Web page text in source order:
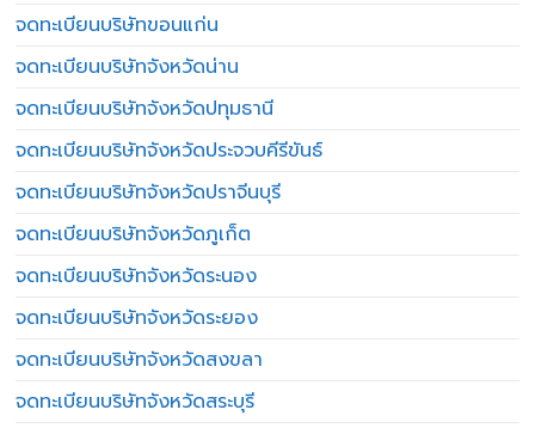
จดทะเบียนบริษัทขอนแก่น
จดทะเบียนบริษัทจังหวัดน่าน
จดทะเบียนบริษัทจังหวัดปทุมธานี
จดทะเบียนบริษัทจังหวัดประจวบคีรีขันธ์
จดทะเบียนบริษัทจังหวัดปราจีนบุรี
จดทะเบียนบริษัทจังหวัดภูเก็ต
จดทะเบียนบริษัทจังหวัดระนอง
จดทะเบียนบริษัทจังหวัดระยอง
จดทะเบียนบริษัทจังหวัดสงขลา
จดทะเบียนบริษัทจังหวัดสระบุรี